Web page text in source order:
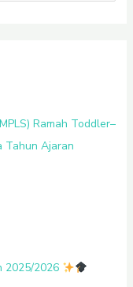
Ramah Toddler–
Tahun Ajaran
2025/2026